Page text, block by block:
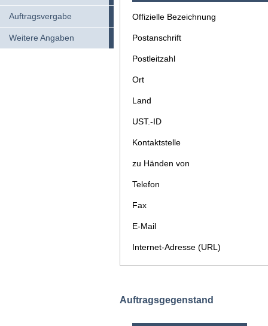
Auftragsvergabe
Weitere Angaben
Offizielle Bezeichnung
Postanschrift
Postleitzahl
Ort
Land
UST.-ID
Kontaktstelle
zu Händen von
Telefon
Fax
E-Mail
Internet-Adresse (URL)
Auftragsgegenstand